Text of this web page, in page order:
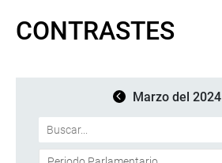
CONTRASTES
Marzo del 2024